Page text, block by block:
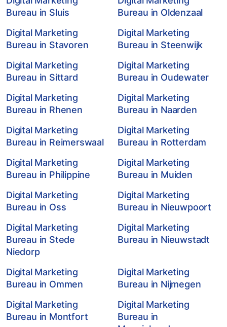
Bureau in Sluis
Bureau in Oldenzaal
Digital Marketing
Bureau in Stavoren
Digital Marketing
Bureau in Steenwijk
Digital Marketing
Bureau in Sittard
Digital Marketing
Bureau in Oudewater
Digital Marketing
Bureau in Rhenen
Digital Marketing
Bureau in Naarden
Digital Marketing
Bureau in Reimerswaal
Digital Marketing
Bureau in Rotterdam
Digital Marketing
Bureau in Philippine
Digital Marketing
Bureau in Muiden
Digital Marketing
Bureau in Oss
Digital Marketing
Bureau in Nieuwpoort
Digital Marketing
Bureau in Stede
Niedorp
Digital Marketing
Bureau in Nieuwstadt
Digital Marketing
Bureau in Ommen
Digital Marketing
Bureau in Nijmegen
Digital Marketing
Bureau in Montfort
Digital Marketing
Bureau in